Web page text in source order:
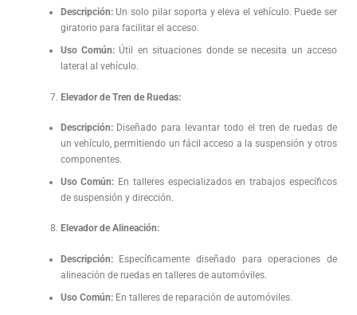
Descripción:Un solo pilar soporta y eleva el vehículo. Puede ser
giratorio para facilitar el acceso.
Uso Común: Útil en situaciones donde se necesita un acceso
lateral al vehículo.
Elevador de Tren de Ruedas:
Descripción:Diseñado para levantar todo el tren de ruedas de
un vehículo, permitiendo un fácil acceso a la suspensión y otros
componentes.
Uso Común: En talleres especializados en trabajos específicos
de suspensión y dirección.
Elevador de Alineación:
Descripción:Específicamente diseñado para operaciones de
alineación de ruedas en talleres de automóviles.
Uso Común:En talleres de reparación de automóviles.